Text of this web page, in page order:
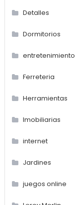
Detalles
Dormitorios
entretenimiento
Ferreteria
Herramientas
Imobiliarias
internet
Jardines
juegos online